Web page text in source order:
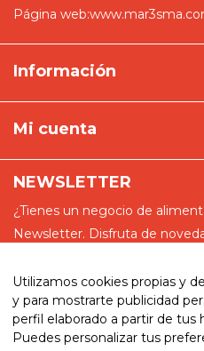
Página web:
Información
Mi cuenta
NEWSLETTER
¿Tienes un negocio de
Newsletter. Disfruta de
He leído y acepto la política de
Utilizamos cookies propias y
y para mostrarte publicidad
perfil elaborado a partir de tus
Puedes personalizar tus